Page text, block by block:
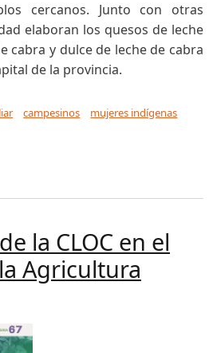
cercanos. Junto con otras
elaboran los quesos de leche
cabra y dulce de leche de cabra
de la provincia.
campesinos
mujeres indígenas
la CLOC en el
Agricultura